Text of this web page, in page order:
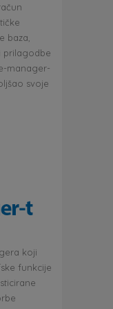
baza,
prilagodbe
manager-
svoje
koji
funkcije